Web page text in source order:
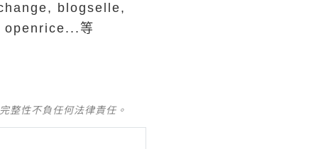
blogselle,
等
整性不負任何法律責任。